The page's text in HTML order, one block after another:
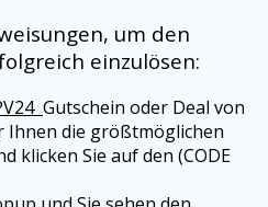
um den
einzulösen:
Gutschein oder Deal von
Ihnen die größtmöglichen
klicken Sie auf den (CODE